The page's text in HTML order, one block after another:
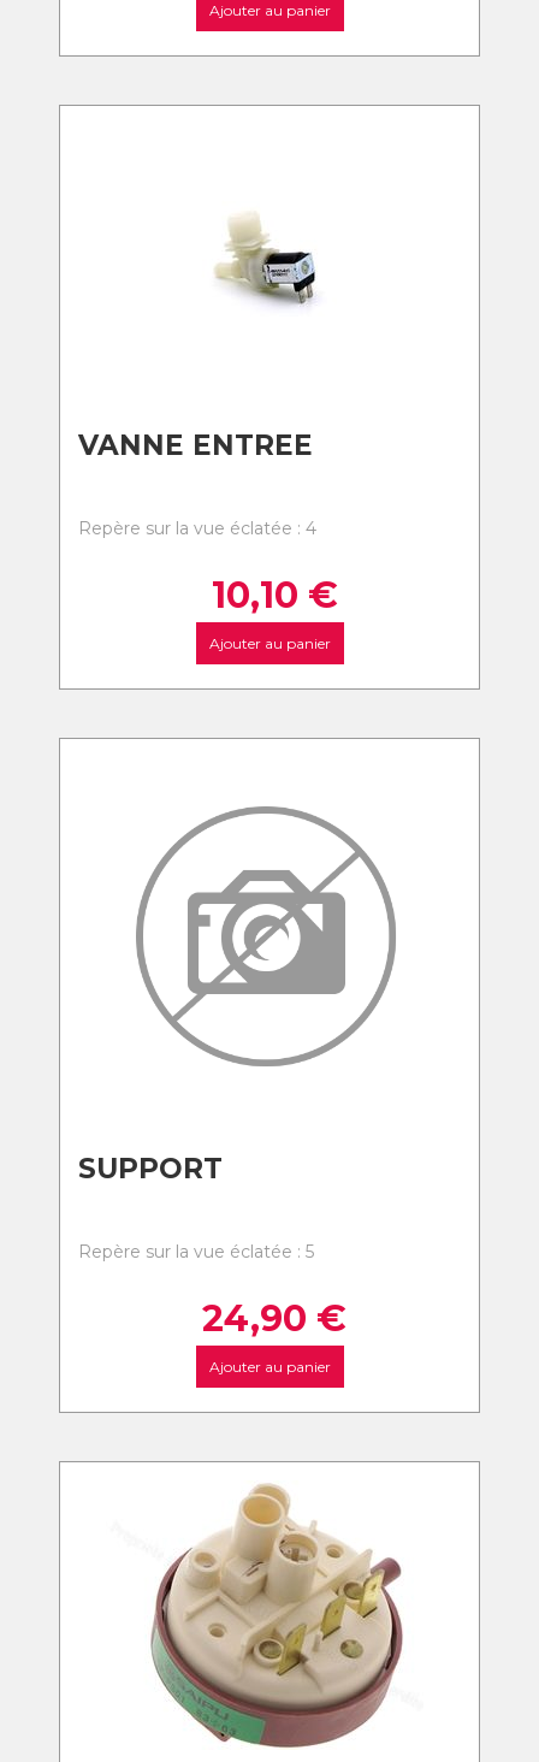
Ajouter au panier
VANNE ENTREE
Repère sur la vue éclatée : 4
10,10 €
Ajouter au panier
SUPPORT
Repère sur la vue éclatée : 5
24,90 €
Ajouter au panier